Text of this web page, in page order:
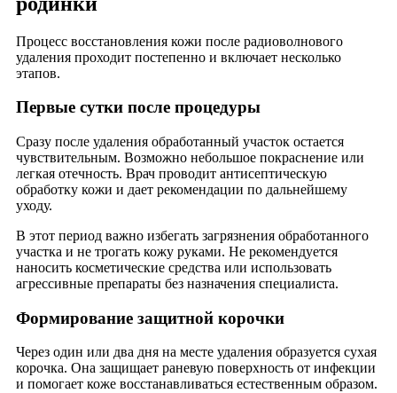
Процесс восстановления кожи после радиоволнового
удаления проходит постепенно и включает несколько
этапов.
Первые сутки после процедуры
Сразу после удаления обработанный участок остается
чувствительным. Возможно небольшое покраснение или
легкая отечность. Врач проводит антисептическую
обработку кожи и дает рекомендации по дальнейшему
уходу.
В этот период важно избегать загрязнения обработанного
участка и не трогать кожу руками. Не рекомендуется
наносить косметические средства или использовать
агрессивные препараты без назначения специалиста.
Формирование защитной корочки
Через один или два дня на месте удаления образуется сухая
корочка. Она защищает раневую поверхность от инфекции
и помогает коже восстанавливаться естественным образом.